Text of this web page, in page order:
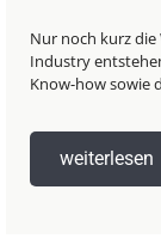
Nur noch kurz
Industry
Know-how sowie
weiterlesen